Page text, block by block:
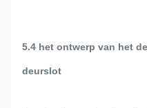
5.4 het ontwerp van het
deurslot